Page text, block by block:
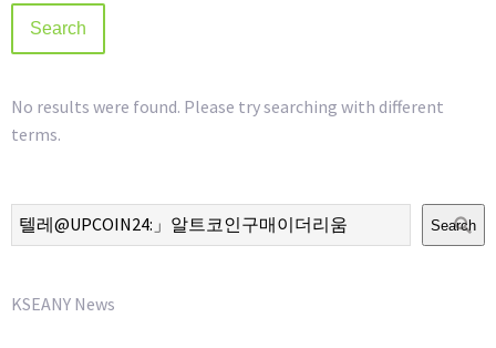
No results were found. Please try searching with different
terms.
Search
KSEANY News